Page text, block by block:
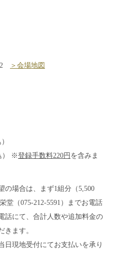
2
＞会場地図
） ※登録手数料220円 を含みま
の場合は、まず1組分（5,500
堂（075-212-5591）までお電話
話にて、合計人数や追加料金の
きます。
現地受付にてお支払いを承り